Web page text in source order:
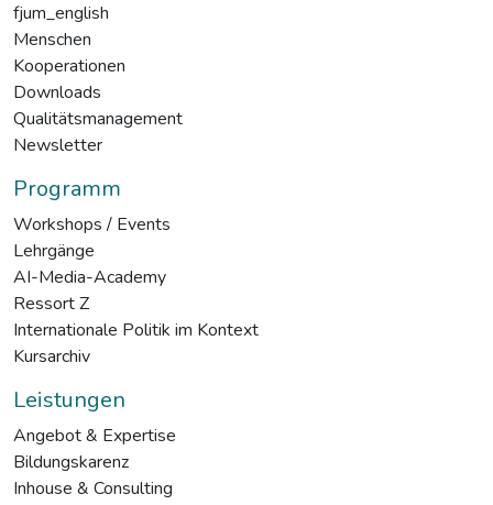
fjum_english
Menschen
Kooperationen
Downloads
Qualitätsmanagement
Newsletter
Programm
Workshops / Events
Lehrgänge
AI-Media-Academy
Ressort Z
Internationale Politik im Kontext
Kursarchiv
Leistungen
Angebot & Expertise
Bildungskarenz
Inhouse & Consulting